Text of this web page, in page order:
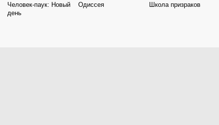
Человек-паук: Новый
день
Одиссея Школа призраков